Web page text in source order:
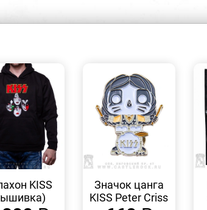
ПРОСМОТР
KISS
Значок цанга
KISS Peter Criss